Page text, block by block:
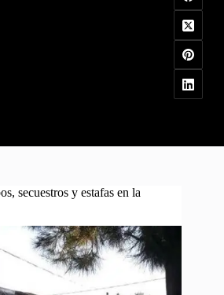
secuestros y estafas en la